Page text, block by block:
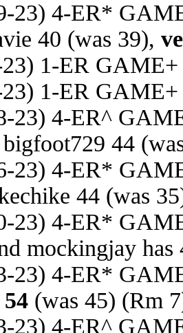
23) 4-ER*
40 (was 39),
23) 1-ER
23) 1-ER
23) 4-ER^
44
23) 4-ER*
44 (was
23) 4-ER*
mockingjay
23) 4-ER*
(was 45) (Rm
23) 4-ER^